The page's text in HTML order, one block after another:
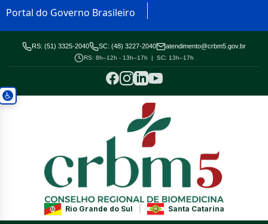
Portal do Governo Brasileiro
RS: (51) 3325-2040 SC: (48) 3227-2040 atendimento@crbm5.gov.br
RS: 8h–12h - 13h–17h | SC: 13h–17h
Rio Grande do Sul Santa Catarina